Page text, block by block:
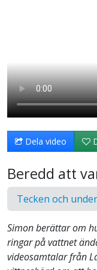
Dela video
Beredd att
Tecken och under
Simon berättar om
ringar på vattnet
videosamtalar från